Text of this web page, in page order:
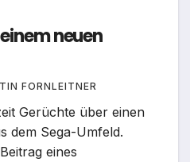
neuen
FORNLEITNER
Gerüchte über einen
dem Sega-Umfeld.
eines